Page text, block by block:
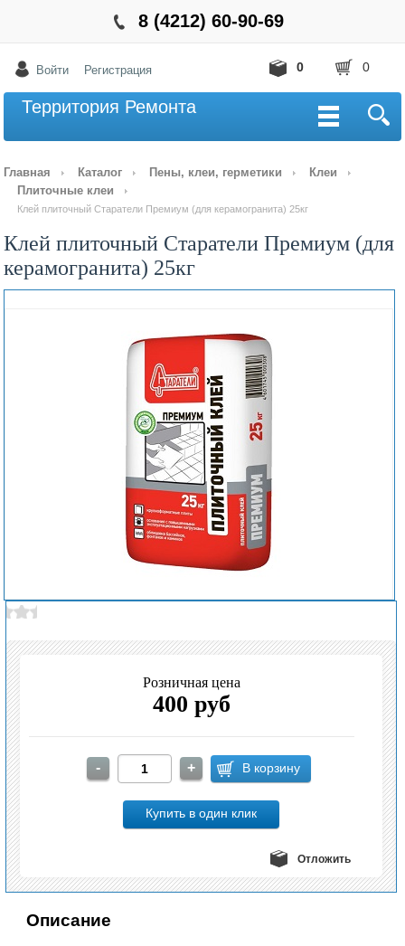
8 (4212) 60-90-69
Войти Регистрация 0
0
Территория Ремонта
Главная Каталог Пены, клеи, герметики
Клеи
Плиточные клеи
Клей плиточный Старатели Премиум (для керамогранита) 25кг
Клей плиточный Старатели Премиум (для
керамогранита) 25кг
Розничная цена
400 руб
Отложить
Описание